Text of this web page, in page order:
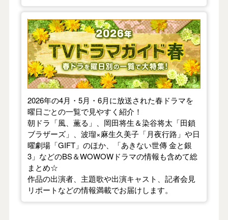
【2026年春】TVドラマガイド
2026年の4月・5月・6月に放送された春ドラマを
曜日ごとの一覧で見やすく紹介！
朝ドラ「風、薫る」、岡田将生＆染谷将太「田鎖
ブラザーズ」、波瑠×麻生久美子「月夜行路」や日
曜劇場「GIFT」のほか、「あきない世傳 金と銀
3」などのBS＆WOWOWドラマの情報も含めて総
まとめ☆
作品の出演者、主題歌や出演キャスト、記者会見
リポートなどの情報満載でお届けします。